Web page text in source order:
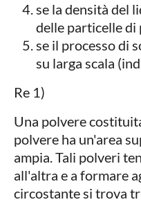
se la densità del
delle particelle di
se il processo di
su larga scala
Re 1)
Una polvere
polvere ha un'area
ampia. Tali polveri
all'altra e a formare
circostante si trova